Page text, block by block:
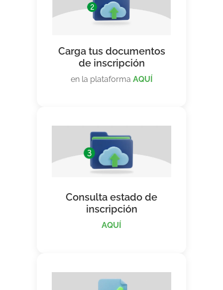
Carga tus documentos
de inscripción
en la plataforma AQUÍ
Consulta estado de
inscripción
AQUÍ